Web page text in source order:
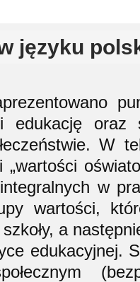
języku
edukację oraz
W
„wartości
w
wartości,
a
edukacyjnej.